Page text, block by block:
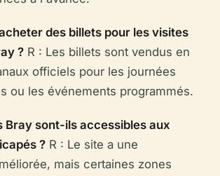
des billets pour les visites
? R : Les billets sont vendus en
officiels pour les journées
ou les événements programmés.
Bray sont-ils accessibles aux
? R : Le site a une
mais certaines zones